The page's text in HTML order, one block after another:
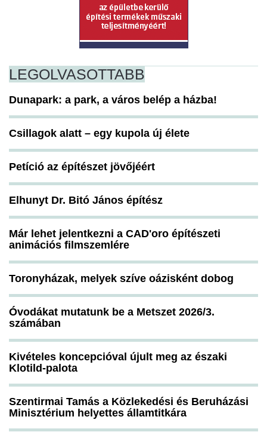
LEGOLVASOTTABB
Dunapark: a park, a város belép a házba!
Csillagok alatt – egy kupola új élete
Petíció az építészet jövőjéért
Elhunyt Dr. Bitó János építész
Már lehet jelentkezni a CAD'oro építészeti
animációs filmszemlére
Toronyházak, melyek szíve oázisként dobog
Óvodákat mutatunk be a Metszet 2026/3.
számában
Kivételes koncepcióval újult meg az északi
Klotild-palota
Szentirmai Tamás a Közlekedési és Beruházási
Minisztérium helyettes államtitkára